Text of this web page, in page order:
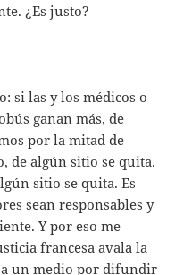
¿Es justo?
si las y los médicos o
ganan más, de
por la mitad de
de algún sitio se quita.
sitio se quita. Es
sean responsables y
Y por eso me
francesa avala la
a un medio por difundir